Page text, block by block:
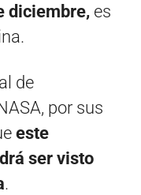
diciembre, es
de
por sus
este
ser visto
.